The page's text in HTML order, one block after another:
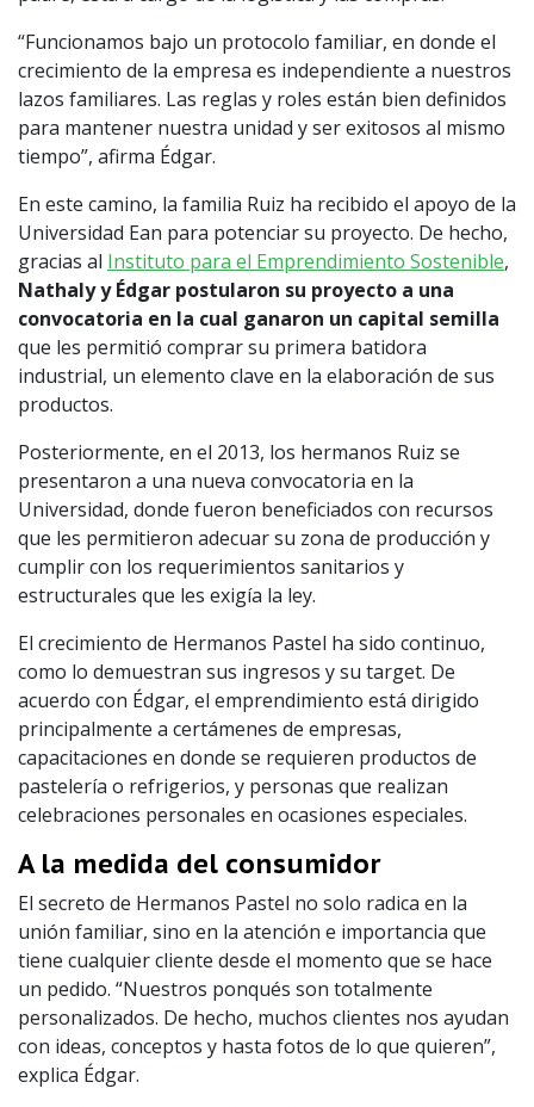
“Funcionamos bajo un protocolo familiar, en donde el
crecimiento de la empresa es independiente a nuestros
lazos familiares. Las reglas y roles están bien definidos
para mantener nuestra unidad y ser exitosos al mismo
tiempo”, afirma Édgar.
En este camino, la familia Ruiz ha recibido el apoyo de la
Universidad Ean para potenciar su proyecto. De hecho,
gracias al Instituto para el Emprendimiento Sostenible,
Nathaly y Édgar postularon su proyecto a una
convocatoria en la cual ganaron un capital semilla
que les permitió comprar su primera batidora
industrial, un elemento clave en la elaboración de sus
productos.
Posteriormente, en el 2013, los hermanos Ruiz se
presentaron a una nueva convocatoria en la
Universidad, donde fueron beneficiados con recursos
que les permitieron adecuar su zona de producción y
cumplir con los requerimientos sanitarios y
estructurales que les exigía la ley.
El crecimiento de Hermanos Pastel ha sido continuo,
como lo demuestran sus ingresos y su target. De
acuerdo con Édgar, el emprendimiento está dirigido
principalmente a certámenes de empresas,
capacitaciones en donde se requieren productos de
pastelería o refrigerios, y personas que realizan
celebraciones personales en ocasiones especiales.
A la medida del consumidor
El secreto de Hermanos Pastel no solo radica en la
unión familiar, sino en la atención e importancia que
tiene cualquier cliente desde el momento que se hace
un pedido. “Nuestros ponqués son totalmente
personalizados. De hecho, muchos clientes nos ayudan
con ideas, conceptos y hasta fotos de lo que quieren”,
explica Édgar.